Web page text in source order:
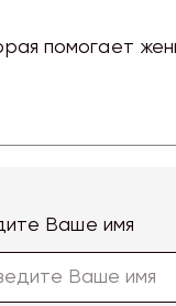
помогает
Ваше имя